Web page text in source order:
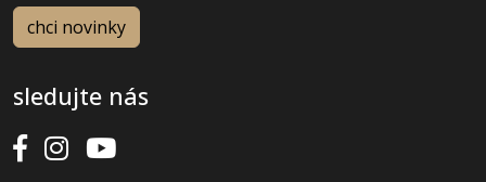
sledujte nás